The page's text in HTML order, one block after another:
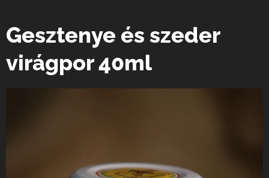
Gesztenye és szeder
virágpor 40ml